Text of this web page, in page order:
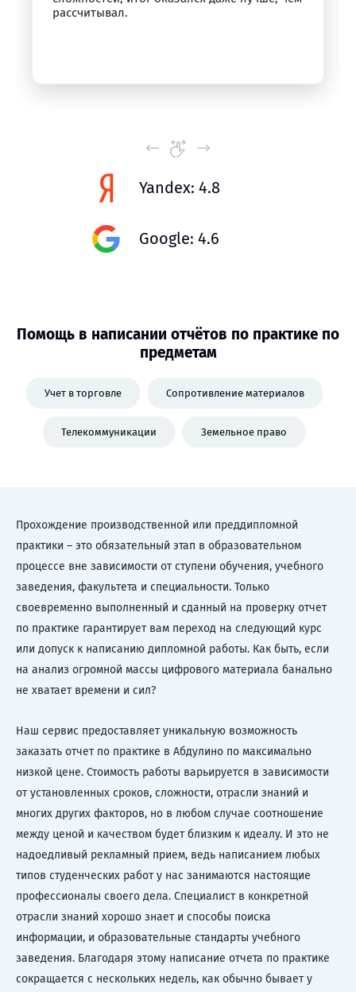
рассчитывал.
Yandex: 4.8
Google: 4.6
Помощь в написании отчётов по практике по
предметам
Учет в торговле Сопротивление материалов
Телекоммуникации Земельное право
Прохождение производственной или преддипломной
практики – это обязательный этап в образовательном
процессе вне зависимости от ступени обучения, учебного
заведения, факультета и специальности. Только
своевременно выполненный и сданный на проверку отчет
по практике гарантирует вам переход на следующий курс
или допуск к написанию дипломной работы. Как быть, если
на анализ огромной массы цифрового материала банально
не хватает времени и сил?
Наш сервис предоставляет уникальную возможность
заказать отчет по практике в Абдулино по максимально
низкой цене. Стоимость работы варьируется в зависимости
от установленных сроков, сложности, отрасли знаний и
многих других факторов, но в любом случае соотношение
между ценой и качеством будет близким к идеалу. И это не
надоедливый рекламный прием, ведь написанием любых
типов студенческих работ у нас занимаются настоящие
профессионалы своего дела. Специалист в конкретной
отрасли знаний хорошо знает и способы поиска
информации, и образовательные стандарты учебного
заведения. Благодаря этому написание отчета по практике
сокращается с нескольких недель, как обычно бывает у